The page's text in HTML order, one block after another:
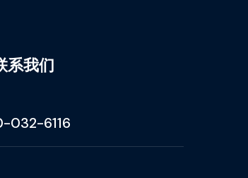
系我们
032-6116